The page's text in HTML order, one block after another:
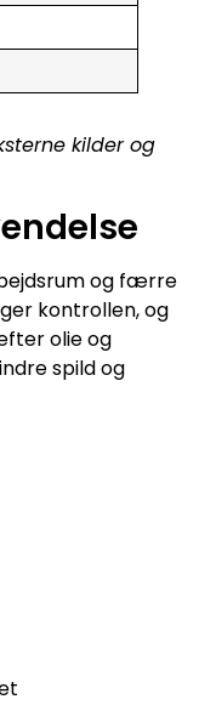
kilder og
og færre
kontrollen, og
olie og
spild og